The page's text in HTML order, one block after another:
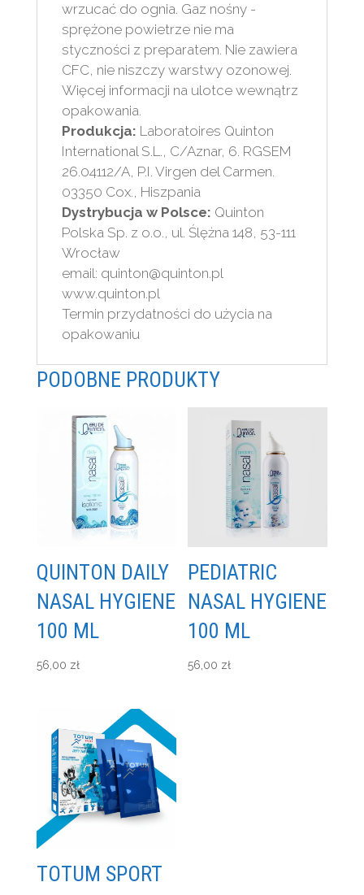
wrzucać do ognia. Gaz nośny -
sprężone powietrze nie ma
styczności z preparatem. Nie zawiera
CFC, nie niszczy warstwy ozonowej.
Więcej informacji na ulotce wewnątrz
opakowania.
Produkcja: Laboratoires Quinton
International S.L., C/Aznar, 6. RGSEM
26.04112/A, P.I. Virgen del Carmen.
03350 Cox., Hiszpania
Dystrybucja w Polsce: Quinton
Polska Sp. z o.o., ul. Ślężna 148, 53-111
Wrocław
email: quinton@quinton.pl
www.quinton.pl
Termin przydatności do użycia na
opakowaniu
PODOBNE PRODUKTY
QUINTON DAILY
NASAL HYGIENE
100 ML
56,00 zł
PEDIATRIC
NASAL HYGIENE
100 ML
56,00 zł
TOTUM SPORT